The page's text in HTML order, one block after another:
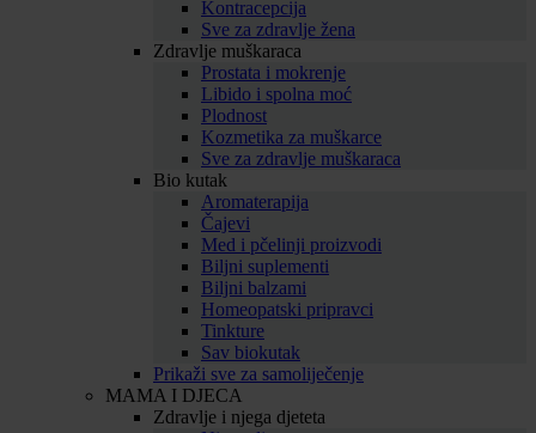
Kontracepcija
Sve za zdravlje žena
Zdravlje muškaraca
Prostata i mokrenje
Libido i spolna moć
Plodnost
Kozmetika za muškarce
Sve za zdravlje muškaraca
Bio kutak
Aromaterapija
Čajevi
Med i pčelinji proizvodi
Biljni suplementi
Biljni balzami
Homeopatski pripravci
Tinkture
Sav biokutak
Prikaži sve za samoliječenje
MAMA I DJECA
Zdravlje i njega djeteta